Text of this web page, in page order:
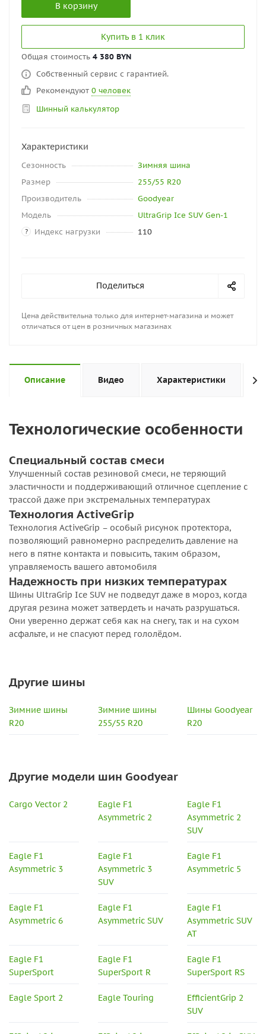
В корзину
Купить в 1 клик
Общая стоимость 4 380 BYN
Собственный сервис с гарантией.
Рекомендуют 0 человек
Шинный калькулятор
Характеристики
Сезонность
Зимняя шина
Размер
255/55 R20
Производитель
Goodyear
Модель
UltraGrip Ice SUV Gen-1
? Индекс нагрузки 110
Поделиться
Цена действительна только для интернет-магазина и может
отличаться от цен в розничных магазинах
Описание Видео Характеристики
Технологические особенности
Специальный состав смеси
Улучшенный состав резиновой смеси, не теряющий
эластичности и поддерживающий отличное сцепление с
трассой даже при экстремальных температурах
Технология ActiveGrip
Технология ActiveGrip – особый рисунок протектора,
позволяющий равномерно распределить давление на
него в пятне контакта и повысить, таким образом,
управляемость вашего автомобиля
Надежность при низких температурах
Шины UltraGrip Ice SUV не подведут даже в мороз, когда
другая резина может затвердеть и начать разрушаться.
Они уверенно держат себя как на снегу, так и на сухом
асфальте, и не спасуют перед гололёдом.
Другие шины
Зимние шины
R20
Зимние шины
255/55 R20
Шины Goodyear
R20
Другие модели шин Goodyear
Cargo Vector 2
Eagle F1
Asymmetric 2
Eagle F1
Asymmetric 2
SUV
Eagle F1
Asymmetric 3
Eagle F1
Asymmetric 3
SUV
Eagle F1
Asymmetric 5
Eagle F1
Asymmetric 6
Eagle F1
Asymmetric SUV
Eagle F1
Asymmetric SUV
AT
Eagle F1
SuperSport
Eagle F1
SuperSport R
Eagle F1
SuperSport RS
Eagle Sport 2 Eagle Touring
EfficientGrip 2
SUV